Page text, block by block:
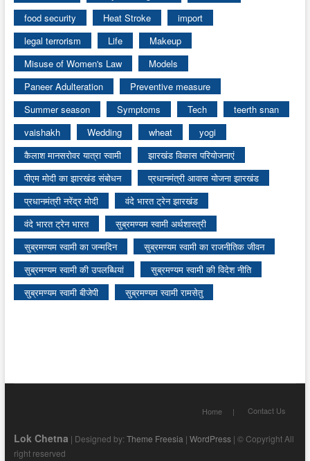
food security
Heat Stroke
import
legal terrorism
Life
Makeup
Misuse of Women's Law
Models
Paneer Adulteration
Preventive measure
Summer season
Symptoms Tech
teerth snan
vaishakh
Wedding wheat
yogi
कैलाश मानसरोवर यात्रा स्वामी
झारखंड विकास परियोजनाएं
पीएम मोदी का झारखंड संबोधन
प्रधानमंत्री आवास योजना झारखंड
प्रधानमंत्री नरेंद्र मोदी
वंदे भारत ट्रेन झारखंड
वंदे भारत ट्रेन भारत
सुब्रमण्यम स्वामी अर्थशास्त्री
सुब्रमण्यम स्वामी का जन्मदिन
सुब्रमण्यम स्वामी का राजनीतिक जीवन
सुब्रमण्यम स्वामी की उपलब्धियां
सुब्रमण्यम स्वामी की विदेश नीति
सुब्रमण्यम स्वामी बीजेपी
सुब्रमण्यम स्वामी रामसेतु
Home Contact Us
Lok Chetna | Designed by: Theme Freesia | WordPress| © Copyright All
right reserved